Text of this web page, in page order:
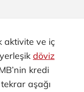
aktivite ve iç
döviz
kredi
tekrar aşağı